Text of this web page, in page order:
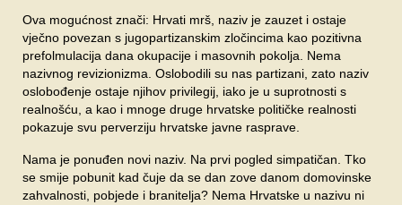
Ova mogućnost znači: Hrvati mrš, naziv je zauzet i ostaje
vječno povezan s jugopartizanskim zločincima kao pozitivna
prefolmulacija dana okupacije i masovnih pokolja. Nema
nazivnog revizionizma. Oslobodili su nas partizani, zato naziv
oslobođenje ostaje njihov privilegij, iako je u suprotnosti s
realnošću, a kao i mnoge druge hrvatske političke realnosti
pokazuje svu perverziju hrvatske javne rasprave.
Nama je ponuđen novi naziv. Na prvi pogled simpatičan. Tko
se smije pobunit kad čuje da se dan zove danom domovinske
zahvalnosti, pobjede i branitelja? Nema Hrvatske u nazivu ni